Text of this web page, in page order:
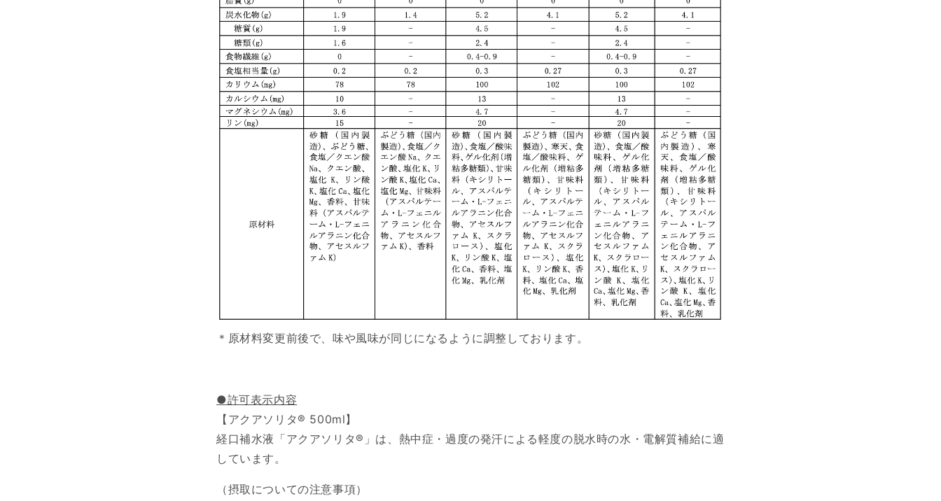
＊原材料変更前後で、味や風味が同じになるように調整しております。
●許可表示内容
【アクアソリタ® 500ml】
経口補水液「アクアソリタ®」は、熱中症・過度の発汗による軽度の脱水時の水・電解質補給に適
しています。
（摂取についての注意事項）